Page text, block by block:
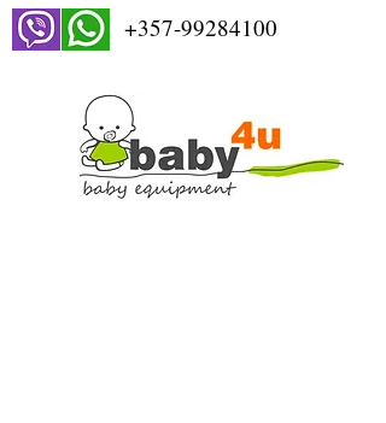
+357-99284100